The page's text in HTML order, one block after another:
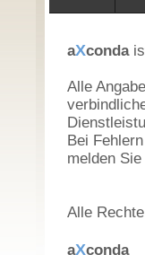
aXconda
Alle
Bei
melden
Alle
aXconda